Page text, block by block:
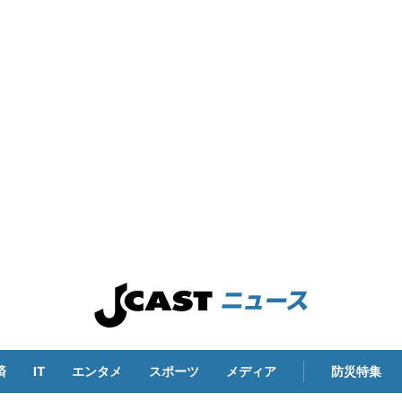
IT エンタメ スポーツ メディア 防災特集